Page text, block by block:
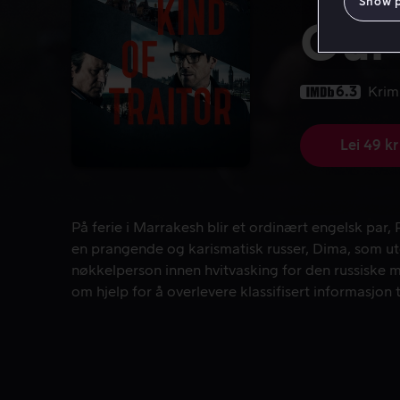
6.3 Krim
Lei 49 kr
På ferie i Marrakesh blir et ordinært engelsk par,
På ferie i Marrakesh blir et ordinært engelsk par,
en prangende og karismatisk russer, Dima, som
nøkkelperson innen hvitvasking for den russiske
om hjelp for å overlevere klassifisert informasjon